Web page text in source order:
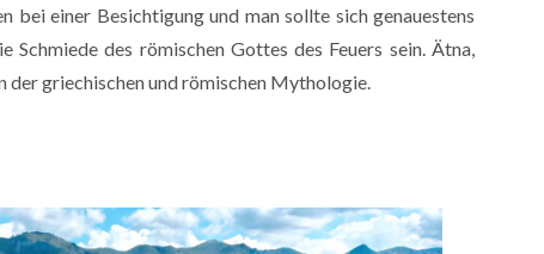
bei einer Besichtigung und man sollte sich genauestens
des römischen Gottes des Feuers sein. Ätna,
griechischen und römischen Mythologie.